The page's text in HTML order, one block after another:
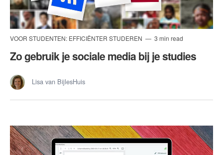
VOOR STUDENTEN: EFFICIËNTER STUDEREN 3 min read
Zo gebruik je sociale media bij je studies
Lisa van BijlesHuis